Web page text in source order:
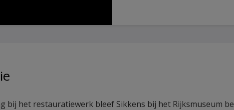
bij het restauratiewerk bleef Sikkens bij het Rijksmuseum